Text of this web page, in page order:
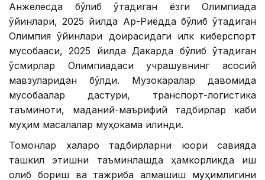
Анжелесда бўлиб ўтадиган ёзги Олимпиада
ўйинлари, 2025 йилда Ар-Риёдда бўлиб ўтадиган
Олимпия ўйинлари доирасидаги илк киберспорт
мусобақаси, 2025 йилда Дакарда бўлиб ўтадиган
ўсмирлар Олимпиадаси учрашувнинг асосий
мавзуларидан бўлди. Музокаралар давомида
мусобақалар дастури, транспорт-логистика
таъминоти, маданий-маърифий тадбирлар каби
муҳим масалалар муҳокама қилинди.
Томонлар халқаро тадбирларни юқори савияда
ташкил этишни таъминлашда ҳамкорликда иш
олиб бориш ва тажриба алмашиш муҳимлигини